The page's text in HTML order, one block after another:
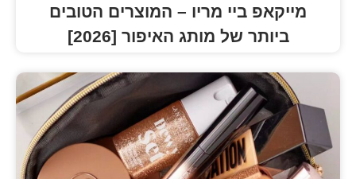
מריו – המוצרים הטובים
מותג האיפור [2026]